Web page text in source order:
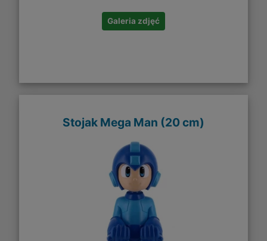
Galeria zdjęć
Stojak Mega Man (20 cm)